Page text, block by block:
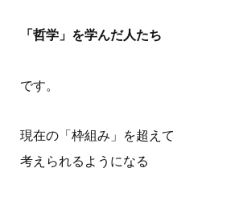
「哲学」を学んだ人たち
です。
現在の「枠組み」を超えて
考えられるようになる